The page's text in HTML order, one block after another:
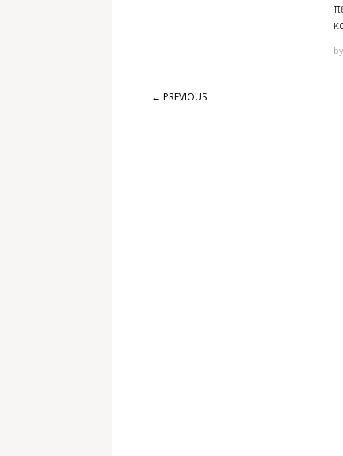
by
← PREVIOUS